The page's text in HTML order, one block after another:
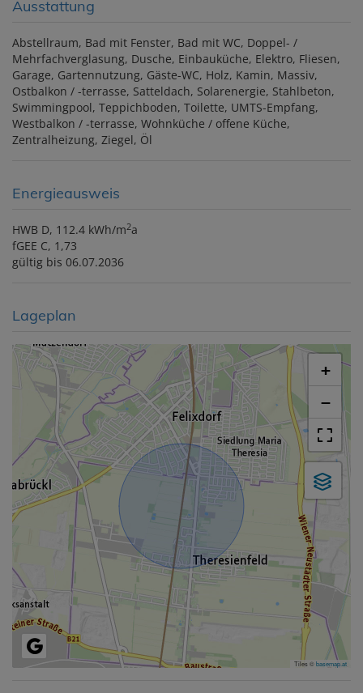
Ausstattung
Abstellraum Bad mit Fenster Bad mit WC Doppel- /
Mehrfachverglasung Dusche Einbauküche Elektro Fliesen
Garage Gartennutzung Gäste-WC Holz Kamin Massiv
Ostbalkon / -terrasse Satteldach Solarenergie Stahlbeton
Swimmingpool Teppichboden Toilette UMTS-Empfang
Westbalkon / -terrasse Wohnküche / offene Küche
Zentralheizung Ziegel Öl
Energieausweis
HWB D, 112.4 kWh/m2a
fGEE C, 1,73
gültig bis 06.07.2036
Lageplan
+
−
Tiles ©basemap.at